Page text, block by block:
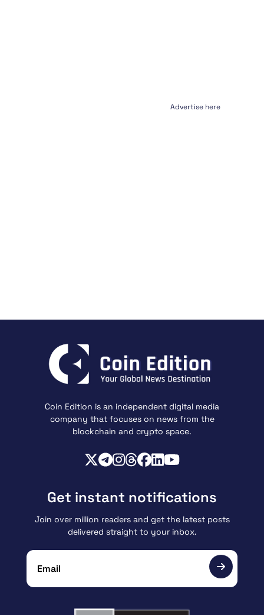
Advertise here
Coin Edition is an independent digital media
company that focuses on news from the
blockchain and crypto space.
Get instant notifications
Join over million readers and get the latest posts
delivered straight to your inbox.